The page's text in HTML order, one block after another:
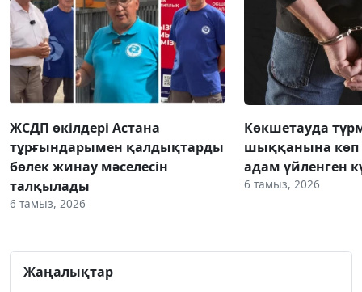
ЖСДП өкілдері Астана
тұрғындарымен қалдықтарды
бөлек жинау мәселесін
талқылады
6 тамыз, 2026
Көкшетауда
шыққанына көп
адам үйленген
6 тамыз, 2026
Жаңалықтар